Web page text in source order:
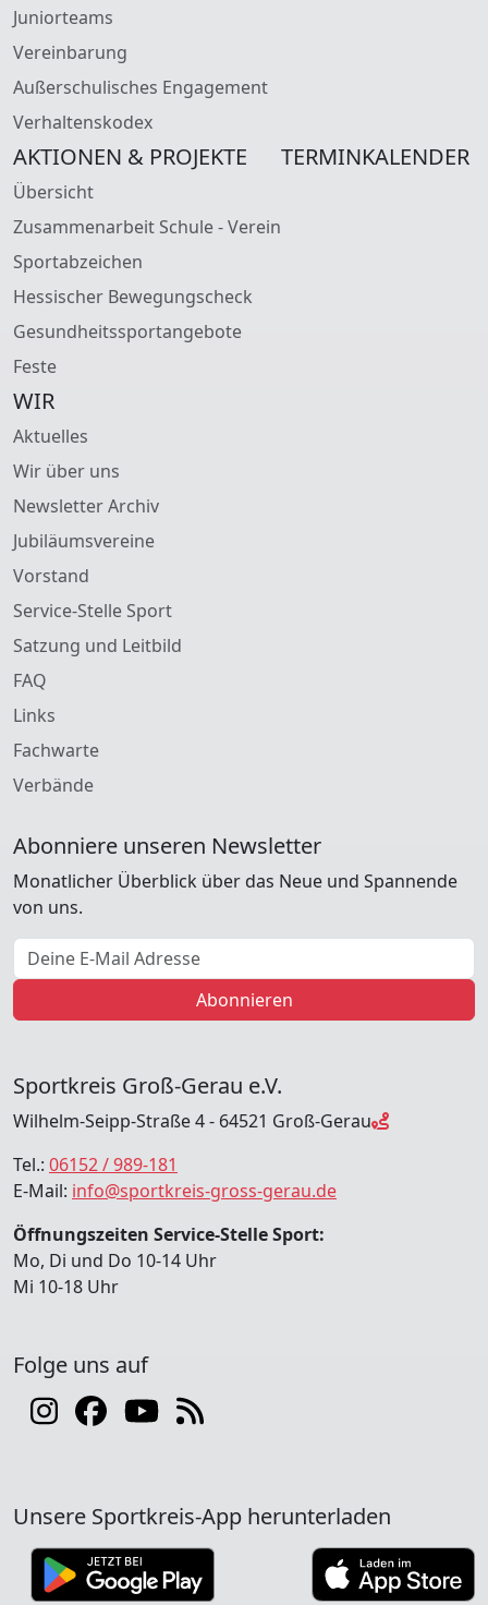
Juniorteams
Vereinbarung
Außerschulisches Engagement
Verhaltenskodex
AKTIONEN & PROJEKTE
Übersicht
Zusammenarbeit Schule - Verein
Sportabzeichen
Hessischer Bewegungscheck
Gesundheitssportangebote
Feste
TERMINKALENDER
WIR
Aktuelles
Wir über uns
Newsletter Archiv
Jubiläumsvereine
Vorstand
Service-Stelle Sport
Satzung und Leitbild
FAQ
Links
Fachwarte
Verbände
Abonniere unseren Newsletter
Monatlicher Überblick über das Neue und Spannende
von uns.
E-Mail Adresse
Abonnieren
Sportkreis Groß-Gerau e.V.
Wilhelm-Seipp-Straße 4 - 64521 Groß-Gerau
Tel.: 06152 / 989-181
E-Mail: info@sportkreis-gross-gerau.de
Öffnungszeiten Service-Stelle Sport:
Mo, Di und Do 10-14 Uhr
Mi 10-18 Uhr
Folge uns auf
Unsere Sportkreis-App herunterladen